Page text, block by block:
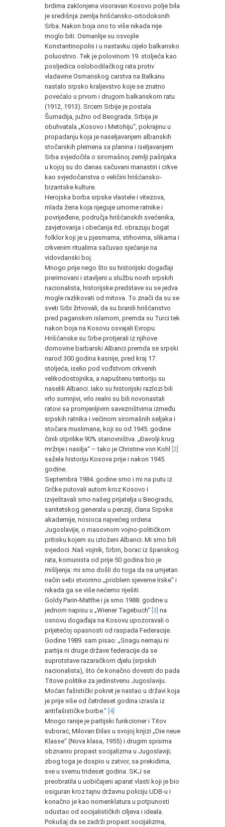
brdima zaklonjena visoravan Kosovo polje bila
je središnja zemlja hrišćansko-ortodoksnih
Srba. Nakon boja ono to više nikada nije
moglo biti. Osmanlije su osvojile
Konstantinopolis i u nastavku cijelo balkansko
poluostrvo. Tek je polovinom 19. stoljeća kao
posljedica oslobodilačkog rata protiv
vladavine Osmanskog carstva na Balkanu
nastalo srpsko kraljevstvo koje se znatno
povećalo u prvom i drugom balkanskom ratu
(1912, 1913). Srcem Srbije je postala
Šumadija, južno od Beograda. Srbija je
obuhvatala „Kosovo i Metohiju“, pokrajinu u
propadanju koja je naseljavanjem albanskih
stočarskih plemena sa planina i iseljavanjem
Srba svjedočila o siromašnoj zemlji pašnjaka
u kojoj su do danas sačuvani manastiri i crkve
kao svjedočanstva o veličini hrišćansko-
bizantske kulture.
Herojska borba srpske vlastele i vitezova,
mlada žena koja njeguje umorne ratnike i
povrijeđene, područja hrišćanskih svećenika,
zavjetovanja i obećanja itd. obrazuju bogat
folklor koji je u pjesmama, stihovima, slikama i
crkvenim ritualima sačuvao sjećanje na
vidovdanski boj.
Mnogo prije nego što su historijski događaji
prerimovani i stavljeni u službu novih srpskih
nacionalista, historijske predstave su se jedva
mogle razlikovati od mitova. To znači da su se
sveti Srbi žrtvovali, da su branili hrišćanstvo
pred paganskim islamom, premda su Turci tek
nakon boja na Kosovu osvajali Evropu.
Hrišćanske su Srbe protjerali iz njihove
domovine barbarski Albanci premda se srpski
narod 300 godina kasnije, pred kraj 17.
stoljeća, iselio pod vođstvom crkvenih
velikodostojnika, a napuštenu teritoriju su
naselili Albanci. Iako su historijski razlozi bili
vrlo sumnjivi, vrlo realni su bili novonastali
ratovi sa promjenljivim savezništvima između
srpskih ratnika i većinom siromašnih seljaka i
stočara muslimana, koji su od 1945. godine
činili otprilike 90% stanovništva. „Đavolji krug
mržnje i nasilja“ – tako je Christine von Kohl
[2]
sažela historiju Kosova prije i nakon 1945.
godine.
Septembra 1984. godine smo i mi na putu iz
Grčke putovali autom kroz Kosovo i
izvještavali smo našeg prijatelja u Beogradu,
sanitetskog generala u penziji, člana Srpske
akademije, nosioca najvećeg ordena
Jugoslavije, o masovnom vojno-političkom
pritisku kojem su izloženi Albanci. Mi smo bili
svjedoci. Naš vojnik, Srbin, borac iz španskog
rata, komunista od prije 50 godina bio je
mišljenja: mi smo došli do toga da na umjetan
način sebi stvorimo „problem sjeverne Irske“ i
nikada ga se više nećemo riješiti.
Goldy Parin-Matthe i ja smo 1988. godine u
jednom napisu u „Wiener Tagebuch“ [3] na
osnovu događaja na Kosovu upozoravali o
prijetećoj opasnosti od raspada Federacije.
Godine 1989. sam pisao: „Snagu nemaju ni
partija ni druge države federacije da se
suprotstave razaračkom djelu (srpskih
nacionalista), što će konačno dovesti do pada
Titove politike za jedinstvenu Jugoslaviju.
Moćan fašistički pokret je nastao u državi koja
je prije više od četrdeset godina izrasla iz
antifašističke borbe.“ [4]
Mnogo ranije je partijski funkcioner i Titov
suborac, Milovan Đilas u svojoj knjizi „Die neue
Klasse“ (Nova klasa, 1955) i drugim spisima
obznanio propast socijalizma u Jugoslaviji;
zbog toga je dospio u zatvor, sa prekidima,
sve u svemu trideset godina. SKJ se
preobratila u uobičajeni aparat vlasti koji je bio
osiguran kroz tajnu državnu policiju UDB-u i
konačno je kao nomenklatura u potpunosti
odustao od socijalističkih ciljeva i ideala.
Pokušaj da se zadrži propast socijalizma,